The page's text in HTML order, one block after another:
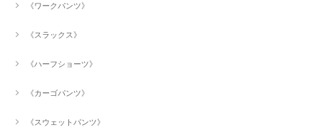
《ワークパンツ》
《スラックス》
《ハーフショーツ》
《カーゴパンツ》
《スウェットパンツ》